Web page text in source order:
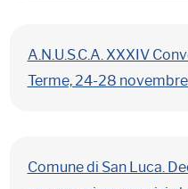
A.N.U.S.C.A. XXXIV
Terme, 24-28
Comune di San Luca.